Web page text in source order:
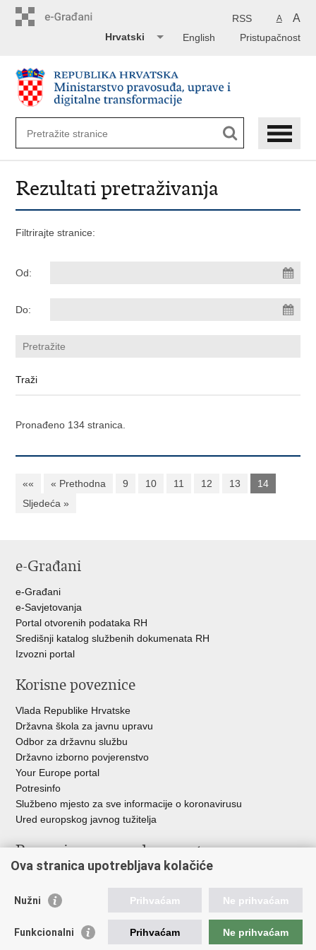
A A
RSS
Pristupačnost
English
Hrvatski
Rezultati pretraživanja
Filtrirajte stranice:
Od:
Do:
Pronađeno 134 stranica.
«« « Prethodna 9 10 11 12 13
14
Sljedeća »
e-Građani
e-Građani
e-Savjetovanja
Portal otvorenih podataka RH
Središnji katalog službenih dokumenata RH
Izvozni portal
Korisne poveznice
Vlada Republike Hrvatske
Državna škola za javnu upravu
Odbor za državnu službu
Državno izborno povjerenstvo
Your Europe portal
Potresinfo
Službeno mjesto za sve informacije o koronavirusu
Ured europskog javnog tužitelja
Poveznice pravosudnog sustava
Državno odvjetništvo
Ured za suzbijanje korupcije i organiziranog kriminaliteta
Državnoodvjetničko vijeće
Ova stranica upotrebljava kolačiće
Nužni Prihvaćam Ne prihvaćam
Funkcionalni Prihvaćam Ne prihvaćam